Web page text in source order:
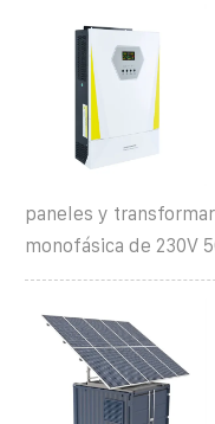
paneles y
monofásica de 230V